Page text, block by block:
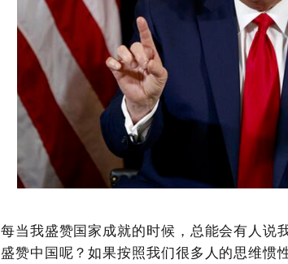
每当我盛赞国家成就的时候，总能会有人说
盛赞中国呢？如果按照我们很多人的思维惯